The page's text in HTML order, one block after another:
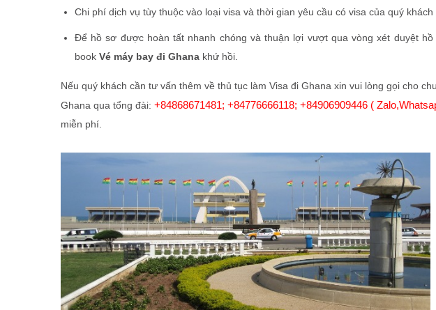
Chi phí dịch vụ tùy thuộc vào loại visa và thời gian yêu cầu có visa của quý khách
Để hồ sơ được hoàn tất nhanh chóng và thuận lợi vượt qua vòng xét duyệt
book Vé máy bay đi Ghana khứ hồi.
Nếu quý khách cần tư vấn thêm về thủ tục làm Visa đi Ghana xin vui lòng gọi cho
Ghana qua tổng đài: +84868671481; +84776666118; +84906909446 (
miễn phí.